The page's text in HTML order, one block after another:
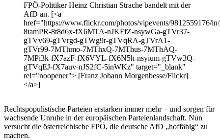
FPÖ-Politiker Heinz Christian Strache bandelt mit der
AfD an. [<a
href="https://www.flickr.com/photos/vipevents/9812559176/
8tamPR-8t8d6x-fX6MTA-nJKFfZ-nsywGa-gTVr37-
gTVv69-gTVrgd-gTWg9r-gTVqRA-gTVrA1-
gTVr99-7MThmo-7MThxQ-7MThus-7MThAQ-
7MPi3k-fX7azF-fX6VYL-fX6N5h-nsyium-gTVw3Q-
gTVqEJ-fX7auv-nJS2fC-5inWKz" target="_blank"
rel="noopener"> [Franz Johann Morgenbesse/Flickr]
</a>]
Rechtspopulistische Parteien erstarken immer mehr – und sorgen für
wachsende Unruhe in der europäischen Parteienlandschaft. Nun
versucht die österreichische FPÖ, die deutsche AfD „hoffähig“ zu
machen.